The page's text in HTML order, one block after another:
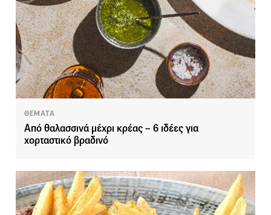
ΘΕΜΑΤΑ
Από θαλασσινά μέχρι κρέας – 6 ιδέες για
χορταστικό βραδινό